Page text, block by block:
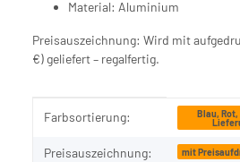
Material: Aluminium
Preisauszeichnung: Wird mit
€) geliefert – regalfertig.
Produkteigenschaft
Wert
Farbsortierung: Blau,
Preisauszeichnung: mit